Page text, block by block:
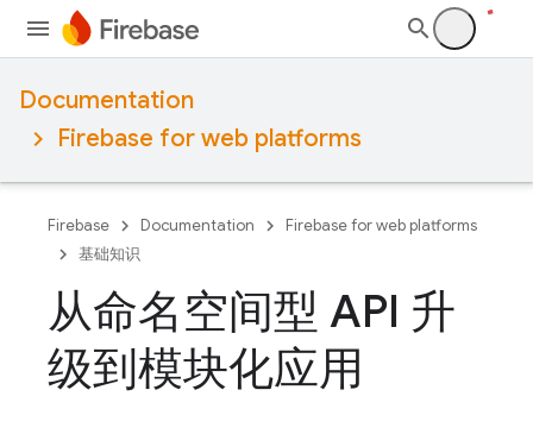
Documentation
Firebase for web platforms
Firebase Documentation
Firebase for web platforms
基础知识
从命名空间型 API 升
级到模块化应用